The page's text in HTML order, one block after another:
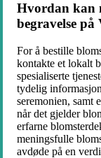
Hvordan kan
begravelse på
For å bestille
kontakte et lokalt
spesialiserte
tydelig
seremonien, samt
når det gjelder
erfarne
meningsfulle
avdøde på en